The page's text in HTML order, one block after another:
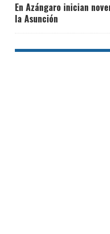
En Azángaro inician
la Asunción